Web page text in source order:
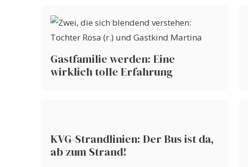
Gastfamilie werden: Eine
wirklich tolle Erfahrung
KVG-Strandlinien: Der Bus ist da,
ab zum Strand!